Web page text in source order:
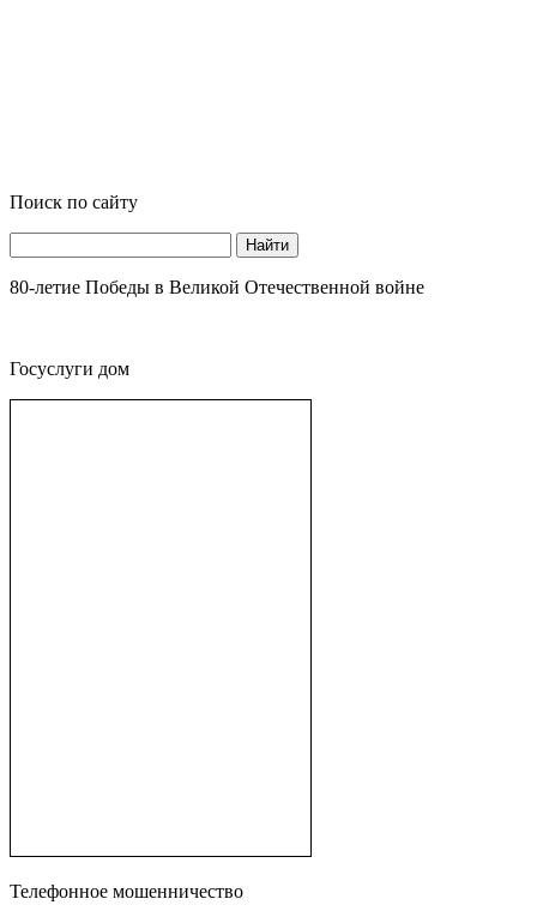
Поиск по сайту
Найти
80-летие Победы в Великой Отечественной войне
Госуслуги дом
Телефонное мошенничество